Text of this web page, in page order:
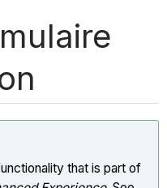
that is part of